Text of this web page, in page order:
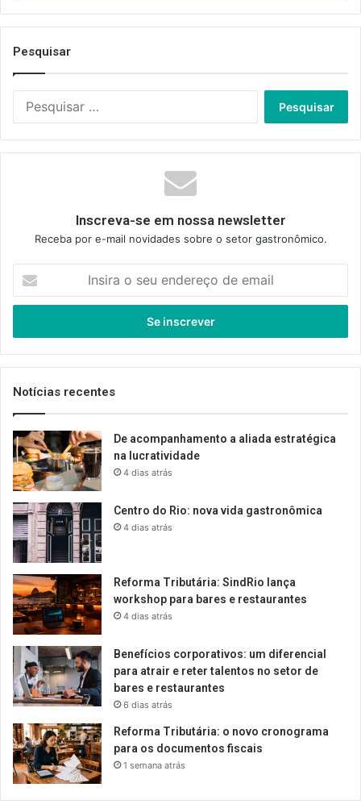
Pesquisar
Inscreva-se em nossa newsletter
Receba por e-mail novidades sobre o setor gastronômico.
seu
de
email
Notícias recentes
De acompanhamento a aliada estratégica
na lucratividade
4 dias atrás
Centro do Rio: nova vida gastronômica
4 dias atrás
Reforma Tributária: SindRio lança
workshop para bares e restaurantes
4 dias atrás
Benefícios corporativos: um diferencial
para atrair e reter talentos no setor de
bares e restaurantes
6 dias atrás
Reforma Tributária: o novo cronograma
para os documentos fiscais
1 semana atrás